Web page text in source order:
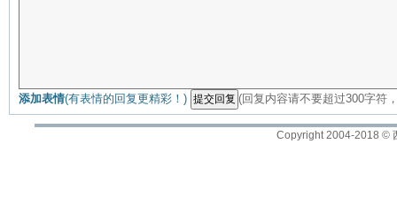
添加表情(有表情的回复更精彩！) (回复内容请不要超过300字符
Copyright 2004-2018 ©